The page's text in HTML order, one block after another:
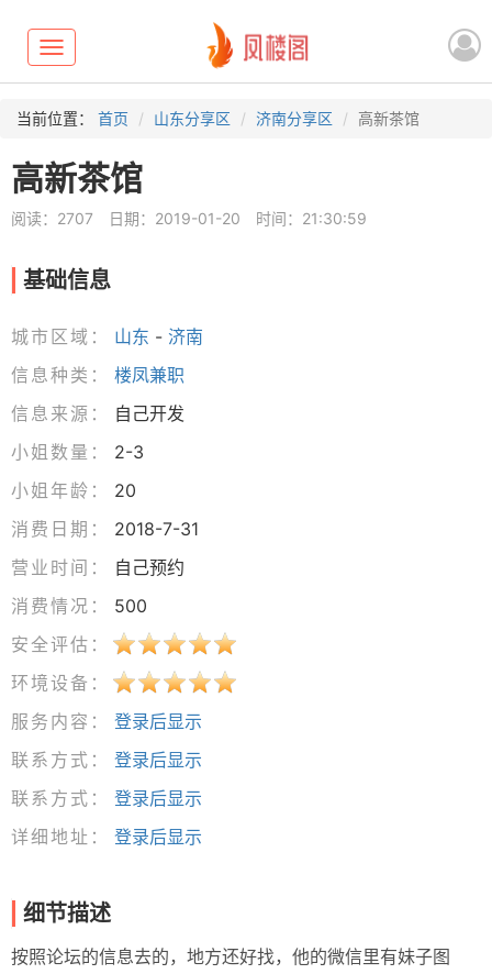
Toggle
navigation
当前位置： 首页 山东分享区 济南分享区 高新茶馆
高新茶馆
阅读：2707 日期：2019-01-20 时间：21:30:59
基础信息
城市区域： 山东 - 济南
信息种类：
楼凤兼职
信息来源：
自己开发
小姐数量：
2-3
小姐年龄：
20
消费日期：
2018-7-31
营业时间：
自己预约
消费情况：
500
安全评估：
环境设备：
服务内容：
登录后显示
联系方式：
登录后显示
联系方式：
登录后显示
详细地址：
登录后显示
细节描述
按照论坛的信息去的，地方还好找，他的微信里有妹子图